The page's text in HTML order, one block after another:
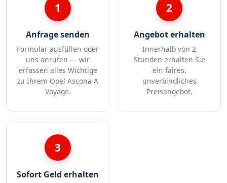
1
Anfrage senden
Formular ausfüllen oder
uns anrufen — wir
erfassen alles Wichtige
zu Ihrem Opel Ascona A
Voyage.
2
Angebot erhalten
Innerhalb von 2
Stunden erhalten Sie
ein faires,
unverbindliches
Preisangebot.
3
Sofort Geld erhalten